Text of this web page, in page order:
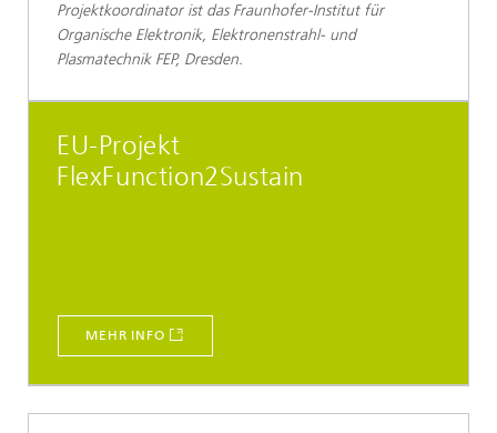
Projektkoordinator ist das Fraunhofer-Institut für
Organische Elektronik, Elektronenstrahl- und
Plasmatechnik FEP, Dresden.
EU-Projekt
FlexFunction2Sustain
MEHR INFO